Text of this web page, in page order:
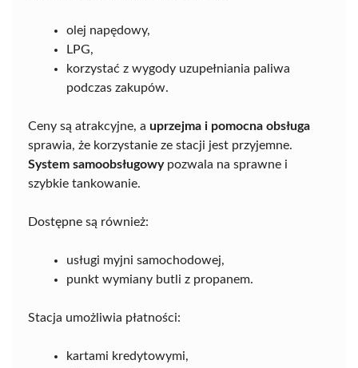
olej napędowy,
LPG,
korzystać z wygody uzupełniania paliwa
podczas zakupów.
Ceny są atrakcyjne, a uprzejma i pomocna obsługa
sprawia, że korzystanie ze stacji jest przyjemne.
System samoobsługowypozwala na sprawne i
szybkie tankowanie.
Dostępne są również:
usługi myjni samochodowej,
punkt wymiany butli z propanem.
Stacja umożliwia płatności:
kartami kredytowymi,